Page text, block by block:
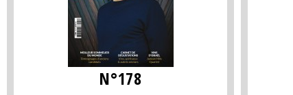
N°178